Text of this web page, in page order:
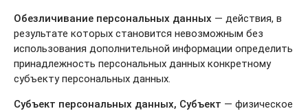
Обезличивание персональных данных — действия, в
результате которых становится невозможным без
использования дополнительной информации определить
принадлежность персональных данных конкретному
субъекту персональных данных.
Субъект персональных данных, Субъект — физическое